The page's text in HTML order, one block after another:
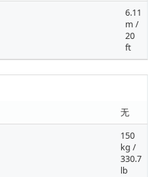
6.11
m /
20
ft
无
150
kg /
330.7
lb